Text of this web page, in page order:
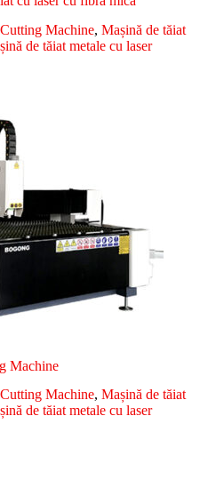
Machine,Mașină de tăiat
de tăiat metale cu laser
Machine
Machine,Mașină de tăiat
de tăiat metale cu laser